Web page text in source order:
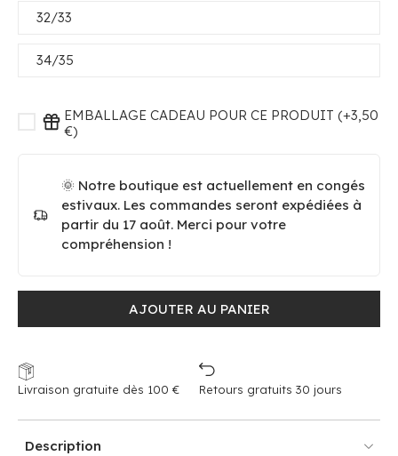
32/33
34/35
EMBALLAGE CADEAU POUR CE PRODUIT (+3,50
€)
🌞 Notre boutique est actuellement en congés
estivaux. Les commandes seront expédiées à
partir du 17 août. Merci pour votre
compréhension !
AJOUTER AU PANIER
Livraison gratuite dès 100 € Retours gratuits 30 jours
Description